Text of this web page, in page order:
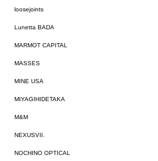
loosejoints
Lunetta BADA
MARMOT CAPITAL
MASSES
MINE USA
MIYAGIHIDETAKA
M&M
NEXUSVII.
NOCHINO OPTICAL